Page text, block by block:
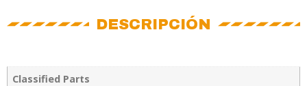
DESCRIPCIÓN
Classified Parts